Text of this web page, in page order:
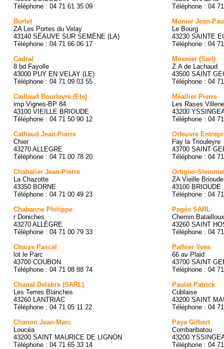
Téléphone : 04 71 61 35 09
Burlet
ZA Les Portes du Velay
43140 SÉAUVE SUR SEMÈNE (LA)
Téléphone : 04 71 66 06 17
Cadral
8 bd Fayolle
43000 PUY EN VELAY (LE)
Téléphone : 04 71 09 03 55
Caillaud Bourleyre (Ets)
imp Vignes-BP 84
43100 VIEILLE BRIOUDE
Téléphone : 04 71 50 90 12
Cathaud Jean-Pierre
Chier
43270 ALLEGRE
Téléphone : 04 71 00 78 20
Chabalier Jean-Pierre
La Chazotte
43350 BORNE
Téléphone : 04 71 00 49 23
Chabanne Philippe
r Doniches
43270 ALLÈGRE
Téléphone : 04 71 00 79 33
Chaize Pascal
lot le Parc
43700 COUBON
Téléphone : 04 71 08 88 74
Chanal Delabre (SARL)
Les Terres Blanches
43260 LANTRIAC
Téléphone : 04 71 05 11 22
Chanon Jean-Marc
Loucéa
43200 SAINT MAURICE DE LIGNON
Téléphone : 04 71 65 33 14
Téléphone : 04
Monier Jean-
Le Bourg
43230 SAINTE
Téléphone : 04
Mosnier (Sarl)
Z.A de Lachaud
43500 SAINT
Téléphone : 04
Méallier Pierre
Les Rases
43200
Téléphone : 04
Orfeuvre
Fay la Triouleyre
43700 SAINT
Téléphone : 04
Ortigier-
ZA Vieille Brioude
43100 BRIOUDE
Téléphone : 04
Pagès SARL
Chemin Batailloux
43260 SAINT
Téléphone : 04
Palhier Yves
66 av Plaid
43700 SAINT
Téléphone : 04
Paulet Patrick
Cublaise
43200 SAINT
Téléphone : 04
Paya Gilbert
Combaribatou
43200
Téléphone : 04